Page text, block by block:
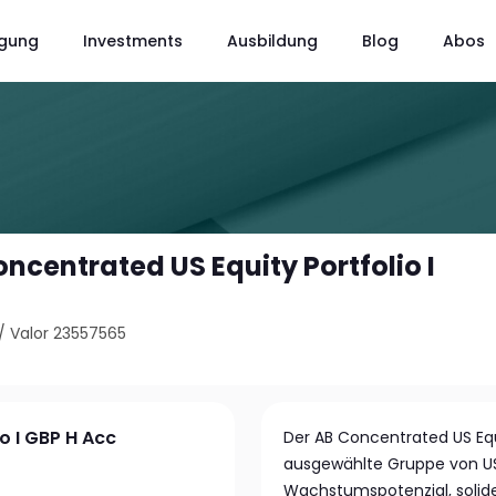
Investments Ausbildung Blog Abos
US Equity Portfolio I
Valor 23557565
I GBP H Acc
Der AB Concentrated US
ausgewählte Gruppe von
Wachstumspotenzial,